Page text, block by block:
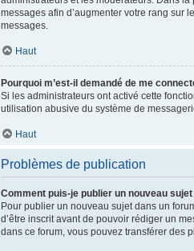
messages afin d’augmenter votre rang sur
messages.
Haut
Pourquoi m’est-il demandé de me
Si les administrateurs ont activé cette
utilisation abusive du système de
Haut
Problèmes de publication
Comment puis-je publier un nouveau
Pour publier un nouveau sujet dans un
d’être inscrit avant de pouvoir rédiger un
dans ce forum, vous pouvez transférer des